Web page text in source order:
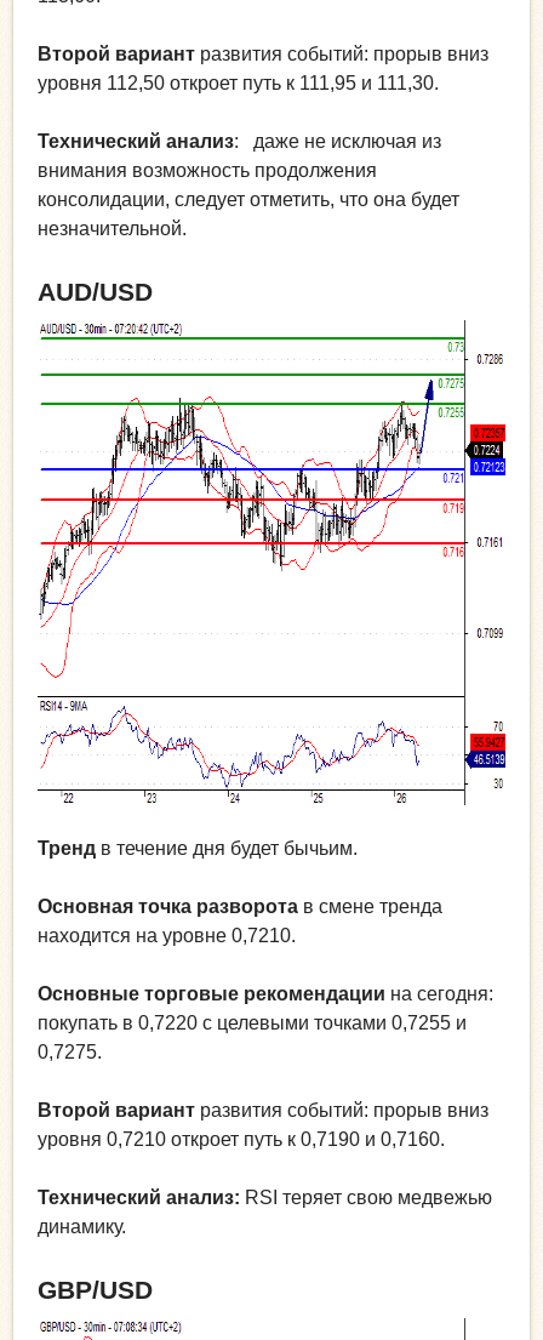
Второй вариант развития событий: прорыв вниз
уровня 112,50 откроет путь к 111,95 и 111,30.
Технический анализ: даже не исключая из
внимания возможность продолжения
консолидации, следует отметить, что она будет
незначительной.
AUD/USD
Тренд в течение дня будет бычьим.
Основная точка разворота в смене тренда
находится на уровне 0,7210.
Основные торговые рекомендации на сегодня:
покупать в 0,7220 с целевыми точками 0,7255 и
0,7275.
Второй вариант развития событий: прорыв вниз
уровня 0,7210 откроет путь к 0,7190 и 0,7160.
Технический анализ: RSI теряет свою медвежью
динамику.
GBP/USD